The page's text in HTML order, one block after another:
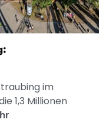
im
1,3 Millionen